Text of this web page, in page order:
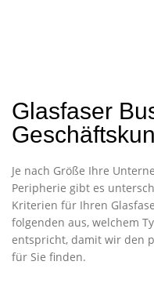
Glasfaser
Je nach Größe Ihre
Peripherie gibt es
Kriterien für Ihren
folgenden aus, welchem
entspricht, damit wir den
für Sie finden.